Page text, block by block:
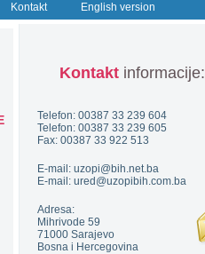
Kontakt English version
Kontaktinformacije:
Telefon: 00387 33 239 604
Telefon: 00387 33 239 605
Fax: 00387 33 922 513
E-mail: uzopi@bih.net.ba
E-mail: ured@uzopibih.com.ba
Adresa:
Mihrivode 59
71000 Sarajevo
Bosna i Hercegovina